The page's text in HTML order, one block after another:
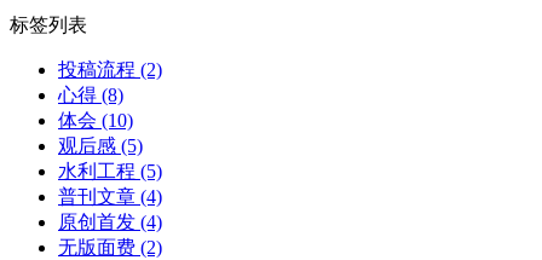
标签列表
投稿流程 (2)
心得 (8)
体会 (10)
观后感 (5)
水利工程 (5)
普刊文章 (4)
原创首发 (4)
无版面费 (2)